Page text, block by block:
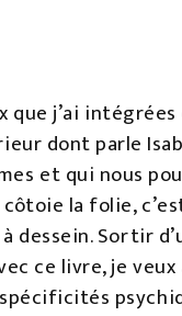
que j’ai
dont parle
et qui nous
la folie,
dessein. Sortir
ce livre, je